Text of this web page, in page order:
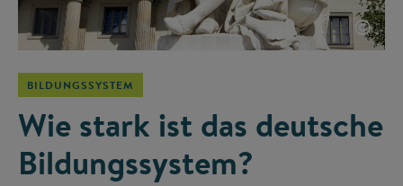
©
BILDUNGSSYSTEM
Wie stark ist das deutsche
Bildungssystem?